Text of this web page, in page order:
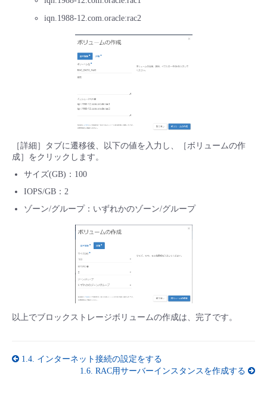
iqn.1988-12.com.oracle:rac2
［詳細］タブに遷移後、以下の値を入力し、［ボリュームの作
成］をクリックします。
サイズ(GB)：100
IOPS/GB：2
ゾーン/グループ：いずれかのゾーン/グループ
以上でブロックストレージボリュームの作成は、完了です。
1.4. インターネット接続の設定をする
1.6. RAC用サーバーインスタンスを作成する